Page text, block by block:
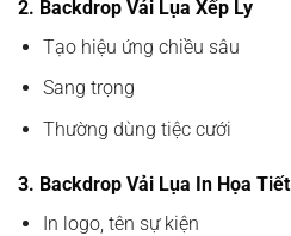
2. Backdrop Vải Lụa Xếp Ly
Tạo hiệu ứng chiều sâu
Sang trọng
Thường dùng tiệc cưới
3. Backdrop Vải Lụa In Họa Tiết
In logo, tên sự kiện